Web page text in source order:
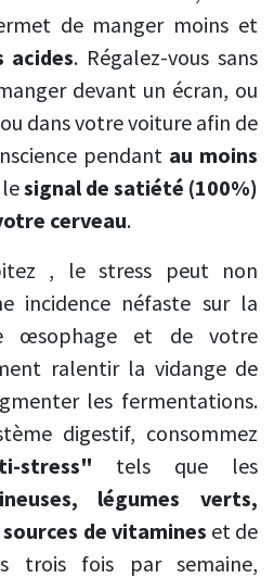
de manger moins et
acides. Régalez-vous sans
devant un écran, ou
dans votre voiture afin de
pendant au moins
signal de satiété (100%)
cerveau.
, le stress peut non
incidence néfaste sur la
œsophage et de votre
ralentir la vidange de
les fermentations.
digestif, consommez
stress" tels que les
légumes verts,
de vitamines et de
trois fois par semaine,